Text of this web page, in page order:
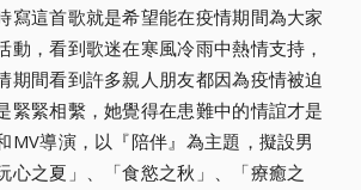
寫這首歌就是希望能在疫情期間為大家
動，看到歌迷在寒風冷雨中熱情支持，
期間看到許多親人朋友都因為疫情被迫
緊緊相繫，她覺得在患難中的情誼才是
MV導演，以『陪伴』為主題， 擬設男
心之夏」、「食慾之秋」、「療癒之